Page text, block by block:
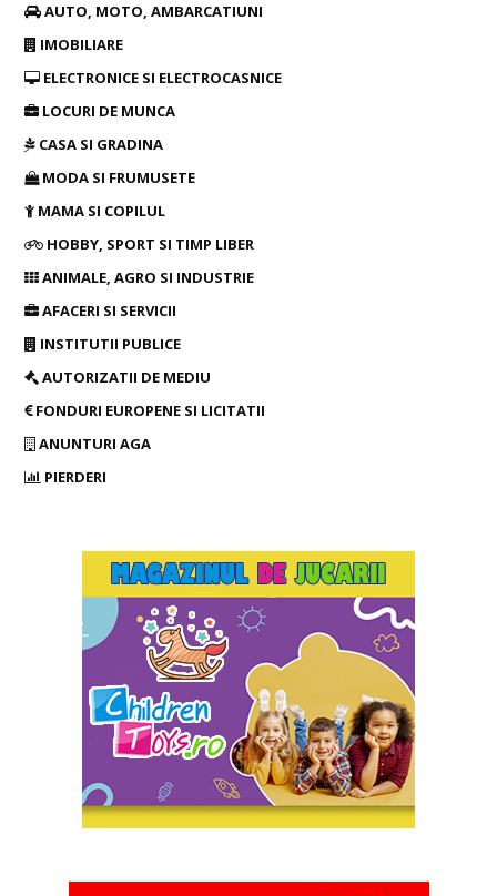
AUTO, MOTO, AMBARCATIUNI
IMOBILIARE
ELECTRONICE SI ELECTROCASNICE
LOCURI DE MUNCA
CASA SI GRADINA
MODA SI FRUMUSETE
MAMA SI COPILUL
HOBBY, SPORT SI TIMP LIBER
ANIMALE, AGRO SI INDUSTRIE
AFACERI SI SERVICII
INSTITUTII PUBLICE
AUTORIZATII DE MEDIU
FONDURI EUROPENE SI LICITATII
ANUNTURI AGA
PIERDERI